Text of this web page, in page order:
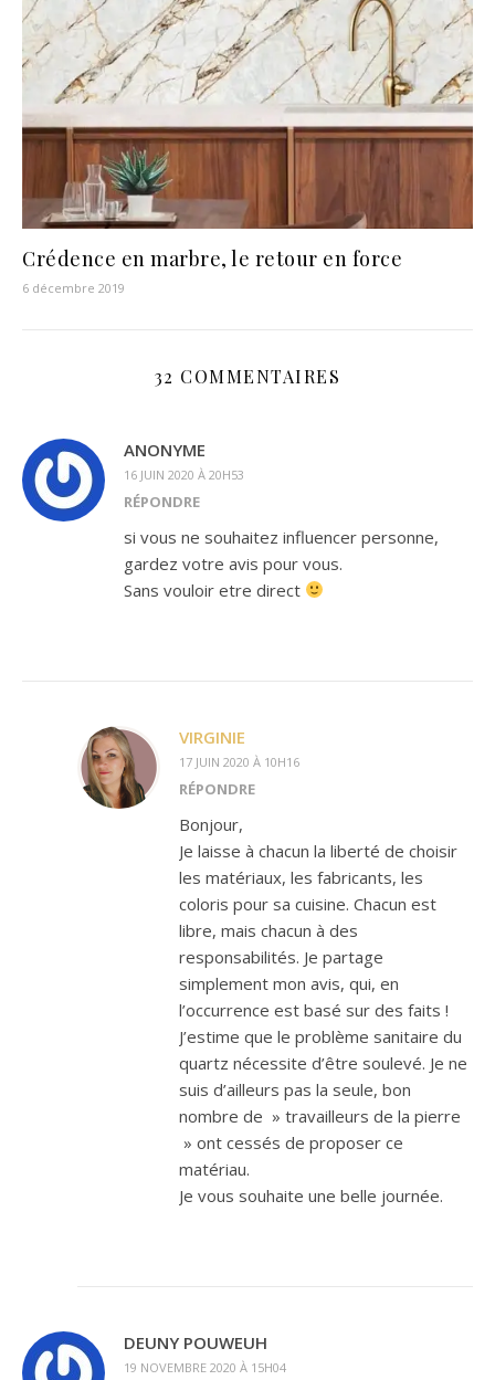
Crédence en marbre, le retour en force
6 décembre 2019
32 COMMENTAIRES
ANONYME
16 JUIN 2020 À 20H53
RÉPONDRE
si vous ne souhaitez influencer personne,
gardez votre avis pour vous.
Sans vouloir etre direct
VIRGINIE
17 JUIN 2020 À 10H16
RÉPONDRE
Bonjour,
Je laisse à chacun la liberté de choisir
les matériaux, les fabricants, les
coloris pour sa cuisine. Chacun est
libre, mais chacun à des
responsabilités. Je partage
simplement mon avis, qui, en
l’occurrence est basé sur des faits !
J’estime que le problème sanitaire du
quartz nécessite d’être soulevé. Je ne
suis d’ailleurs pas la seule, bon
nombre de » travailleurs de la pierre
» ont cessés de proposer ce
matériau.
Je vous souhaite une belle journée.
DEUNY POUWEUH
19 NOVEMBRE 2020 À 15H04